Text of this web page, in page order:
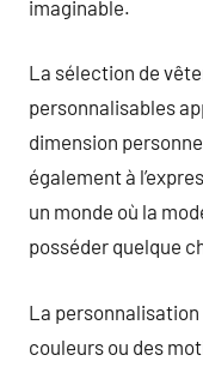
imaginable.
La sélection de
personnalisables
dimension
également à
un monde où la
posséder quelque
La
couleurs ou des